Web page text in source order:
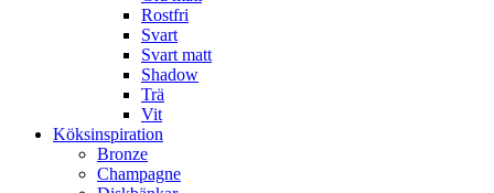
Rostfri
Svart
Svart matt
Shadow
Trä
Vit
Köksinspiration
Bronze
Champagne